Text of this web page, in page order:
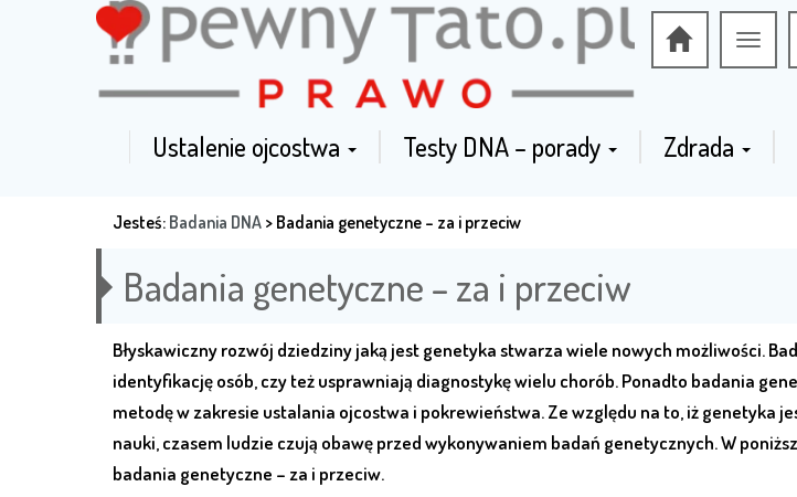
Przełącz
Ustalenie ojcostwa Testy DNA – porady Zdrada
Jesteś: Badania DNA > Badania genetyczne – za i przeciw
Badania genetyczne – za i przeciw
Błyskawiczny rozwój dziedziny jaką jest genetyka stwarza wiele nowych możliwości.
identyfikację osób, czy też usprawniają diagnostykę wielu chorób. Ponadto badania
metodę w zakresie ustalania ojcostwa i pokrewieństwa. Ze względu na to, iż genetyka
nauki, czasem ludzie czują obawę przed wykonywaniem badań genetycznych. W
badania genetyczne – za i przeciw.